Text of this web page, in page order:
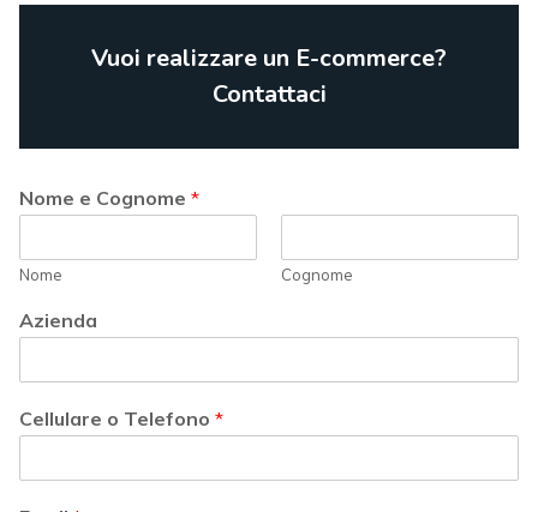
Vuoi realizzare un E-commerce?
Contattaci
Nome e Cognome *
Nome Cognome
Azienda
Cellulare o Telefono *